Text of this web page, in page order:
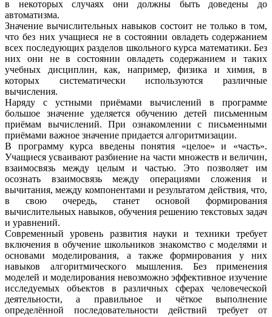
в некоторых случаях они должны быть доведены до
автоматизма.
Значение вычислительных навыков состоит не только в том,
что без них учащиеся не в состоянии овладеть содержанием
всех последующих разделов школьного курса математики. Без
них они не в состоянии овладеть содержанием и таких
учебных дисциплин, как, например, физика и химия, в
которых систематически используются различные
вычисления.
Наряду с устными приёмами вычислений в программе
большое значение уделяется обучению детей письменным
приёмам вычислений. При ознакомлении с письменными
приёмами важное значение придается алгоритмизации.
В программу курса введены понятия «целое» и «часть».
Учащиеся усваивают разбиение на части множеств и величин,
взаимосвязь между целым и частью. Это позволяет им
осознать взаимосвязь между операциями сложения и
вычитания, между компонентами и результатом действия, что,
в свою очередь, станет основой формирования
вычислительных навыков, обучения решению текстовых задач
и уравнений.
Современный уровень развития науки и техники требует
включения в обучение школьников знакомство с моделями и
основами моделирования, а также формирования у них
навыков алгоритмического мышления. Без применения
моделей и моделирования невозможно эффективное изучение
исследуемых объектов в различных сферах человеческой
деятельности, а правильное и чёткое выполнение
определённой последовательности действий требует от